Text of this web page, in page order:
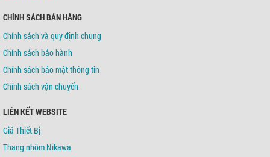
CHÍNH SÁCH BÁN HÀNG
Chính sách và quy định chung
Chính sách bảo hành
Chính sách bảo mật thông tin
Chính sách vận chuyển
LIÊN KẾT WEBSITE
Giá Thiết Bị
Thang nhôm Nikawa